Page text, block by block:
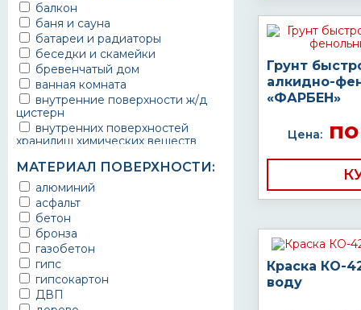
балкон
баня и сауна
батареи и радиаторы
беседки и скамейки
бревенчатый дом
ванная комната
внутренние поверхности ж/д
цистерн
внутренних поверхностей
хранилищ химических веществ
ворота
выхлопные системы
автомобилей
газопроводы
гараж
гидротехнические сооружения
городской транспорт
грузовые вагоны
двери металлические
детали двигателей
МАТЕРИАЛ ПОВЕРХНОСТИ:
алюминий
асфальт
бетон
бронза
газобетон
гипс
гипсокартон
ДВП
Грунт
алкидно-
«ФАРБЕН»
Цена:по
Краска КО-
воду